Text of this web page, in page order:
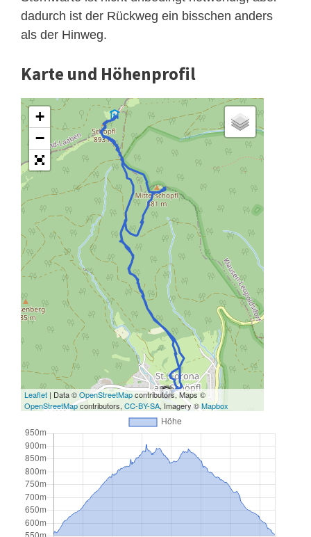
dadurch ist der Rückweg ein bisschen anders
als der Hinweg.
Karte und Höhenprofil
+
−
Leaflet | Data ©OpenStreetMapcontributors, Maps ©
OpenStreetMapcontributors, CC-BY-SA, Imagery ©Mapbox